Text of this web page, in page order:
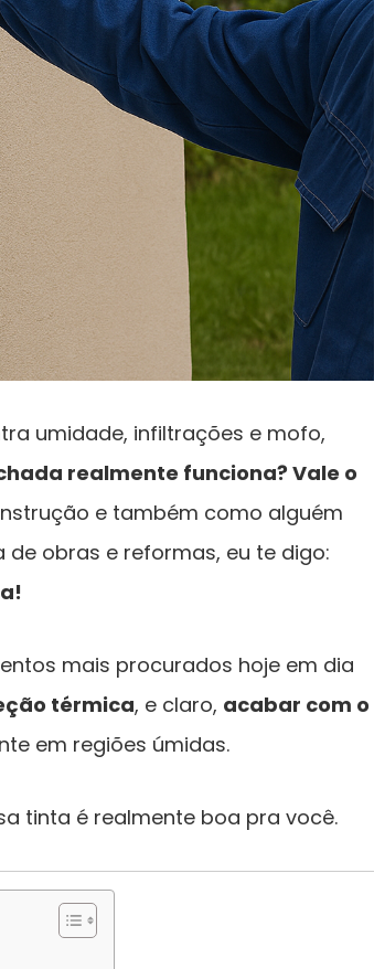
umidade, infiltrações e mofo,
realmente funciona? Vale o
e também como alguém
obras e reformas, eu te digo:
mais procurados hoje em dia
térmica, e claro, acabar com o
em regiões úmidas.
tinta é realmente boa pra você.